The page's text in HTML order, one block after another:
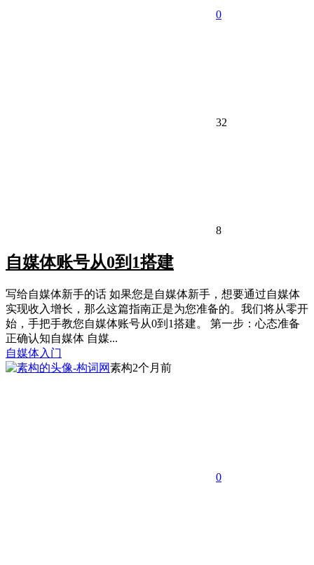
0
32
8
自媒体账号从0到1搭建
写给自媒体新手的话 如果您是自媒体新手，想要通过自媒体
实现收入增长，那么这篇指南正是为您准备的。我们将从零开
始，手把手教您自媒体账号从0到1搭建。 第一步：心态准备
正确认知自媒体 自媒...
自媒体入门
素构2个月前
0